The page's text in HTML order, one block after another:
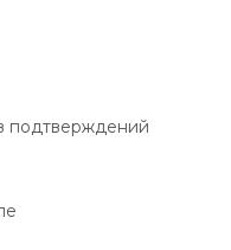
подтверждений